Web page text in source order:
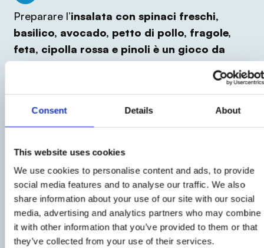
Consent Details About
This website uses cookies
We use cookies to personalise content and ads, to provide
social media features and to analyse our traffic. We also
share information about your use of our site with our social
media, advertising and analytics partners who may combine
it with other information that you’ve provided to them or that
they’ve collected from your use of their services.
Preparare l’insalata con spinaci freschi,
basilico, avocado, petto di pollo, fragole,
feta, cipolla rossa e pinoli è un gioco da
ragazzi.
Lavate le foglie di spinaci freschi e le fragole
che taglierete a metà.
3
Pulite l’avocado, provatelo del nocciolo e
tagliate la polpa a cubetti. Tagliate anche metà
cipolla a rondelle sottili e la feta a cubetti.